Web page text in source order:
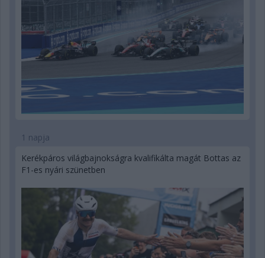
1 napja
Kerékpáros világbajnokságra kvalifikálta magát Bottas az
F1-es nyári szünetben